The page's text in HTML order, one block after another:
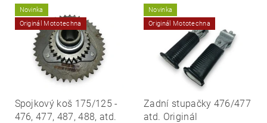
Novinka
Originál Mototechna
Spojkový koš 175/125 -
476, 477, 487, 488, atd.
Novinka
Originál Mototechna
Zadní stupačky 476/477
atd. Originál